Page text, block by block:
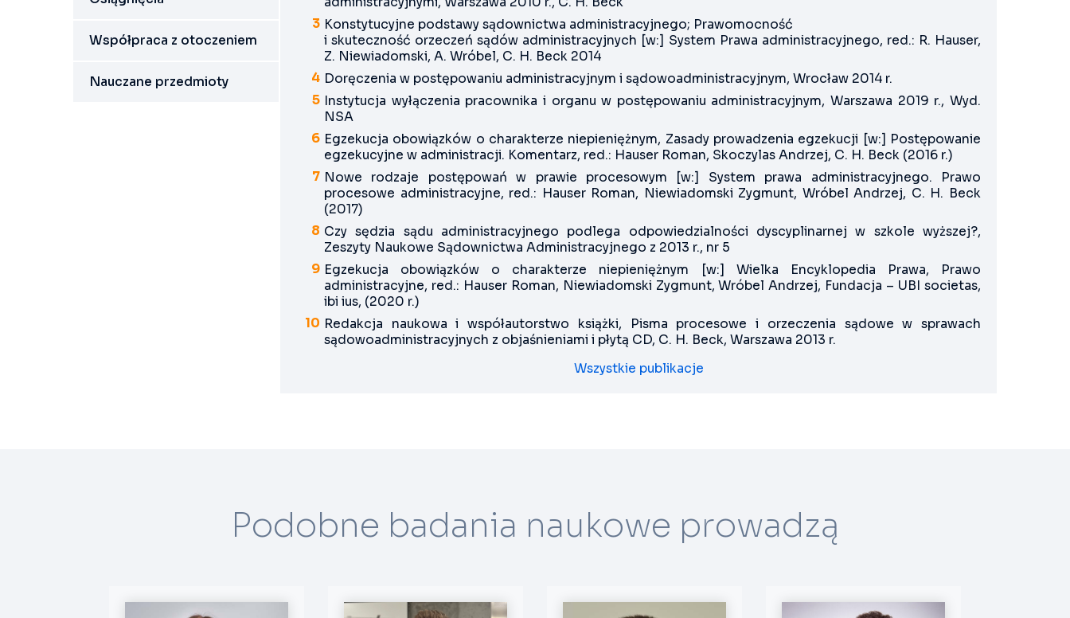
Współpraca z otoczeniem
Nauczane przedmioty
Konstytucyjne podstawy sądownictwa administracyjnego; Prawomocność
i skuteczność orzeczeń sądów administracyjnych [w:] System Prawa administracyjnego, red.: R. Hauser,
Z. Niewiadomski, A. Wróbel, C. H. Beck 2014
Doręczenia w postępowaniu administracyjnym i sądowoadministracyjnym, Wrocław 2014 r.
Instytucja wyłączenia pracownika i organu w postępowaniu administracyjnym, Warszawa 2019 r., Wyd.
NSA
Egzekucja obowiązków o charakterze niepieniężnym, Zasady prowadzenia egzekucji [w:] Postępowanie
egzekucyjne w administracji. Komentarz, red.: Hauser Roman, Skoczylas Andrzej, C. H. Beck (2016 r.)
Nowe rodzaje postępowań w prawie procesowym [w:] System prawa administracyjnego. Prawo
procesowe administracyjne, red.: Hauser Roman, Niewiadomski Zygmunt, Wróbel Andrzej, C. H. Beck
(2017)
Czy sędzia sądu administracyjnego podlega odpowiedzialności dyscyplinarnej w szkole wyższej?,
Zeszyty Naukowe Sądownictwa Administracyjnego z 2013 r., nr 5
Egzekucja obowiązków o charakterze niepieniężnym [w:] Wielka Encyklopedia Prawa, Prawo
administracyjne, red.: Hauser Roman, Niewiadomski Zygmunt, Wróbel Andrzej, Fundacja – UBI societas,
ibi ius, (2020 r.)
Redakcja naukowa i współautorstwo książki, Pisma procesowe i orzeczenia sądowe w sprawach
sądowoadministracyjnych z objaśnieniami i płytą CD, C. H. Beck, Warszawa 2013 r.
Wszystkie publikacje
Podobne badania naukowe prowadzą